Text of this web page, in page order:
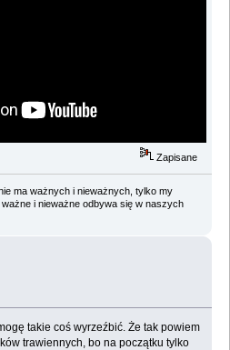
Zapisane
ma ważnych i nieważnych, tylko my
i nieważne odbywa się w naszych
takie coś wyrzeźbić. Że tak powiem
trawiennych, bo na początku tylko